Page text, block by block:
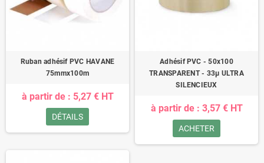
Ruban adhésif PVC HAVANE
75mmx100m
à partir de : 5,27 € HT
DÉTAILS
Adhésif PVC - 50x100
TRANSPARENT - 33µ ULTRA
SILENCIEUX
à partir de : 3,57 € HT
ACHETER